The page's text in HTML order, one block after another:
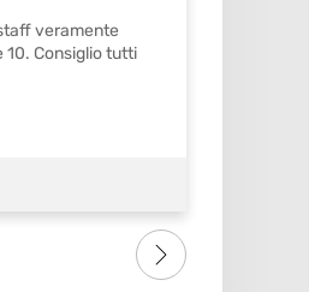
veramente
10. Consiglio tutti